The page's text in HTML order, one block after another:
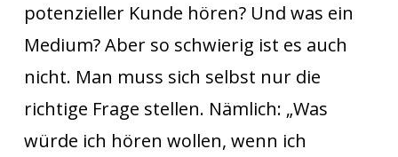
potenzieller Kunde hören? Und was ein
Medium? Aber so schwierig ist es auch
nicht. Man muss sich selbst nur die
richtige Frage stellen. Nämlich: „Was
würde ich hören wollen, wenn ich